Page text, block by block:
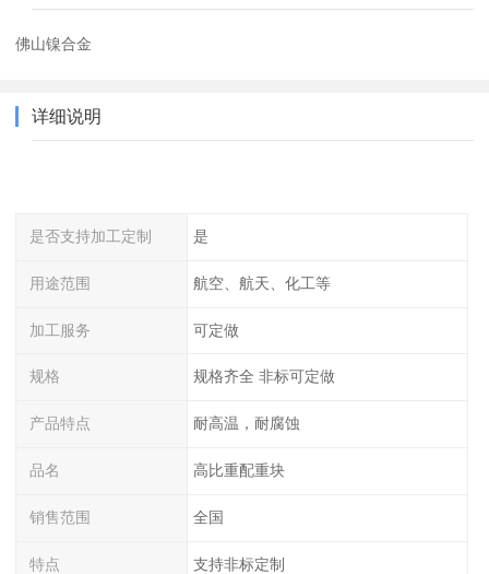
佛山镍合金
详细说明
是否支持加工定制 是
用途范围 航空、航天、化工等
加工服务 可定做
规格 规格齐全 非标可定做
产品特点 耐高温，耐腐蚀
品名 高比重配重块
销售范围 全国
特点 支持非标定制